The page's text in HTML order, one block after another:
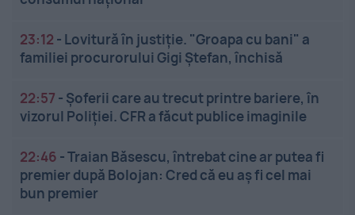
23:12 - Lovitură în justiție. "Groapa cu bani" a
familiei procurorului Gigi Ștefan, închisă
22:57 - Șoferii care au trecut printre bariere, în
vizorul Poliției. CFR a făcut publice imaginile
22:46 -Traian Băsescu, întrebat cine ar putea fi
premier după Bolojan: Cred că eu aș fi cel mai
bun premier